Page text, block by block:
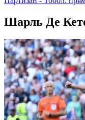
Шарль Де